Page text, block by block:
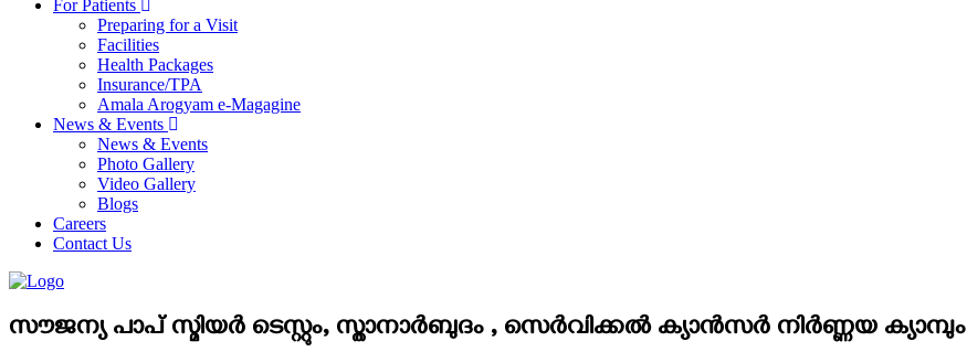
For Patients
Preparing for a Visit
Facilities
Health Packages
Insurance/TPA
Amala Arogyam e-Magagine
News & Events
News & Events
Photo Gallery
Video Gallery
Blogs
Careers
Contact Us
സൗജന്യ പാപ് സ്മിയർ ടെസ്റ്റും, സ്താനാർബുദം , സെർവിക്കൽ ക്യാൻസർ നിർണ്ണയ ക്യാമ്പും